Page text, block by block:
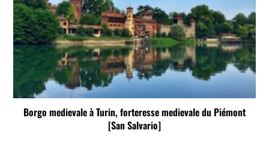
Borgo medievale à Turin, forteresse medievale du Piémont
[San Salvario]